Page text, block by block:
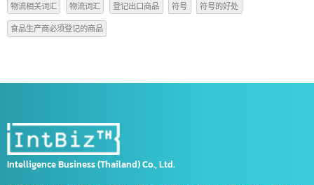
使用©符号的注意事项
值得了解的物流词汇
物流相关词汇
物流词汇 登记出口商品
食品生产商必须登记的商品